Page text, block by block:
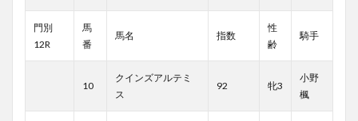
門別
12R
馬
番
馬名 指数
性
齢
騎手
10
クインズアルテミ
ス
92 牝3
小野
楓